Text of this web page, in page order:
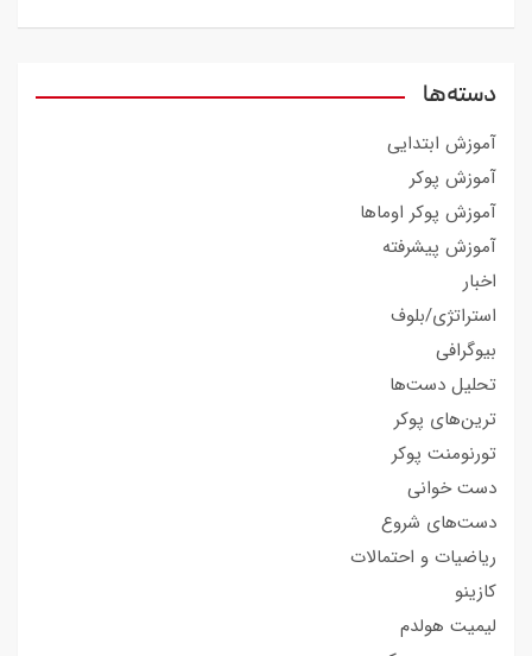
دسته‌ها
آموزش ابتدایی
آموزش پوکر
آموزش پوکر اوماها
آموزش پیشرفته
اخبار
استراتژی/بلوف
بیوگرافی
تحلیل دست‌ها
ترین‌های پوکر
تورنومنت پوکر
دست خوانی
دست‌های شروع
ریاضیات و احتمالات
کازینو
لیمیت هولدم